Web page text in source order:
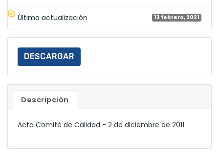
Última actualización 13 febrero, 2021
DESCARGAR
Descripción
Acta Comité de Calidad - 2 de diciembre de 2011